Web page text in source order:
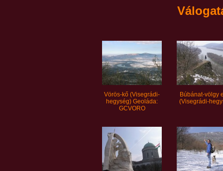
Vörös-kő (Visegrádi-
hegység) Geoláda:
GCVORO
Búbánat-völgy
(Visegrádi-